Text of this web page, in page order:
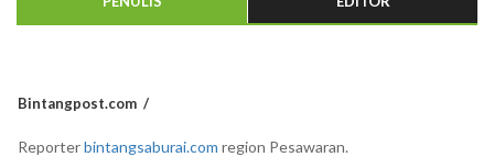
Bintangpost.com
Reporterbintangsaburai.com region Pesawaran.